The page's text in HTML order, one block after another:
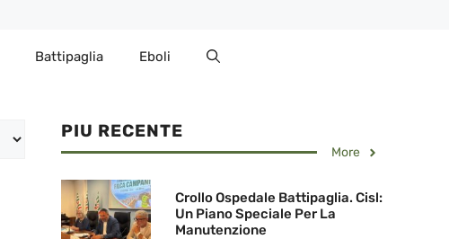
Battipaglia Eboli
PIU RECENTE
More
Crollo Ospedale Battipaglia. Cisl:
Un Piano Speciale Per La
Manutenzione